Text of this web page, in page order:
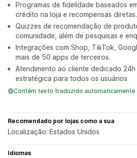
Programas de fidelidade baseados
crédito na loja e recompensas diretas.
Quizzes de recomendação de
comunidade, além de pesquisas e
Integrações com Shop, TikTok,
mais de 50 apps de terceiros.
Atendimento ao cliente dedicado
estratégica para todos os usuários
Contém texto traduzido automaticamente
Recomendado por lojas como a sua
Localização: Estados Unidos
Idiomas